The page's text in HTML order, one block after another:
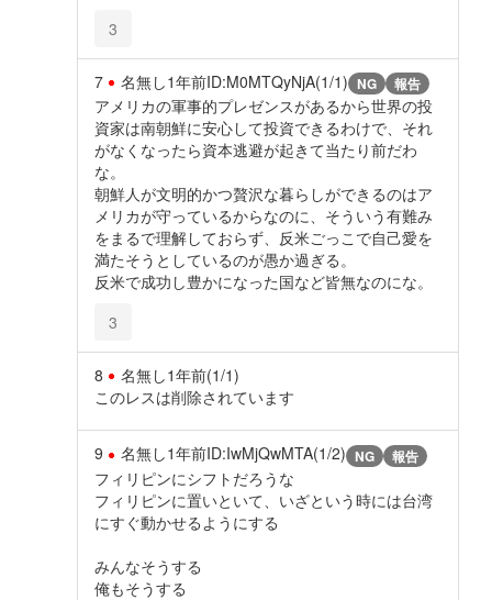
3
7 名無し1年前ID:M0MTQyNjA(1/1) NG 報告
アメリカの軍事的プレゼンスがあるから世界の投
資家は南朝鮮に安心して投資できるわけで、それ
がなくなったら資本逃避が起きて当たり前だわ
な。
朝鮮人が文明的かつ贅沢な暮らしができるのはア
メリカが守っているからなのに、そういう有難み
をまるで理解しておらず、反米ごっこで自己愛を
満たそうとしているのが愚か過ぎる。
反米で成功し豊かになった国など皆無なのにな。
3
8 名無し1年前(1/1)
このレスは削除されています
9 名無し1年前ID:IwMjQwMTA(1/2) NG 報告
フィリピンにシフトだろうな
フィリピンに置いといて、いざという時には台湾
にすぐ動かせるようにする
みんなそうする
俺もそうする